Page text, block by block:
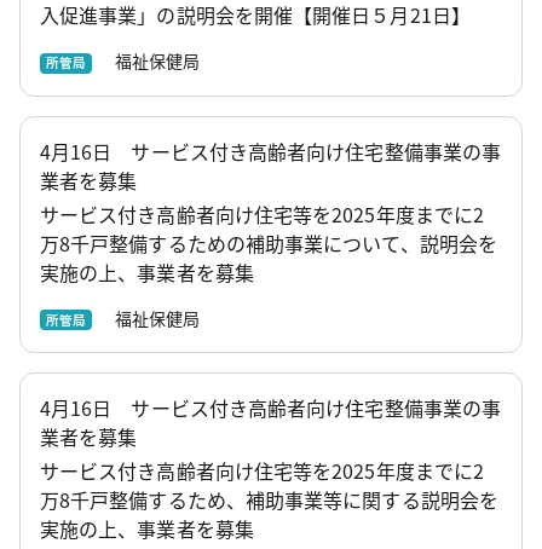
入促進事業」の説明会を開催【開催日５月21日】
所管局 福祉保健局
4月16日 サービス付き高齢者向け住宅整備事業の事
業者を募集
サービス付き高齢者向け住宅等を2025年度までに2
万8千戸整備するための補助事業について、説明会を
実施の上、事業者を募集
所管局 福祉保健局
4月16日 サービス付き高齢者向け住宅整備事業の事
業者を募集
サービス付き高齢者向け住宅等を2025年度までに2
万8千戸整備するため、補助事業等に関する説明会を
実施の上、事業者を募集